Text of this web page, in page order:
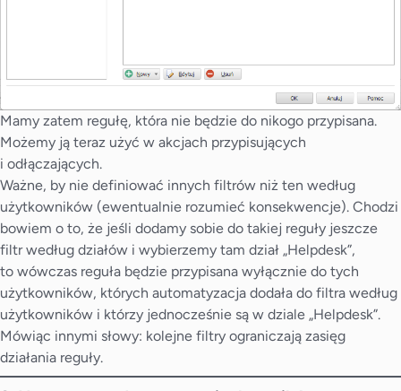
Mamy zatem regułę, która nie będzie do nikogo przypisana.
Możemy ją teraz użyć w akcjach przypisujących
i odłączających.
Ważne, by nie definiować innych filtrów niż ten według
użytkowników (ewentualnie rozumieć konsekwencje). Chodzi
bowiem o to, że jeśli dodamy sobie do takiej reguły jeszcze
filtr według działów i wybierzemy tam dział „Helpdesk”,
to wówczas reguła będzie przypisana wyłącznie do tych
użytkowników, których automatyzacja dodała do filtra według
użytkowników i którzy jednocześnie są w dziale „Helpdesk”.
Mówiąc innymi słowy: kolejne filtry ograniczają zasięg
działania reguły.